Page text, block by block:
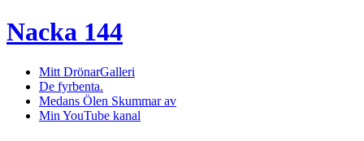
Nacka 144
Mitt DrönarGalleri
De fyrbenta.
Medans Ölen Skummar av
Min YouTube kanal